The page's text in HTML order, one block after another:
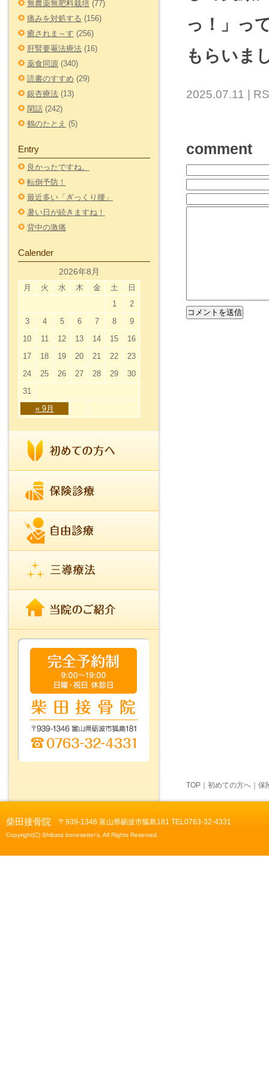
無農薬無肥料栽培 (77)
痛みを対処する (156)
癒されま～す (256)
肝腎要罨法療法 (16)
薬食同源 (340)
読書のすすめ (29)
銀杏療法 (13)
閑話 (242)
鶴のたとえ (5)
Entry
良かったですね。
転倒予防！
最近多い「ぎっくり腰」
暑い日が続きますね！
背中の激痛
Calender
2026年8月
月 火 水 木 金 土 日
« 9月
1
2
3
4 5 6 7 8
9
10
11 12 13 14 15
16
17
18 19 20 21 22
23
24
25 26 27 28 29
30
31
っ！」っ
もらいま
2025.07.11 |
comment
TOP 初めての方へ 保
柴田接骨院 〒939-1346 富山県砺波市狐島181 TEL0763-32-4331
Copyright(C) Shibata bonesetter's. All Rights Reserved.